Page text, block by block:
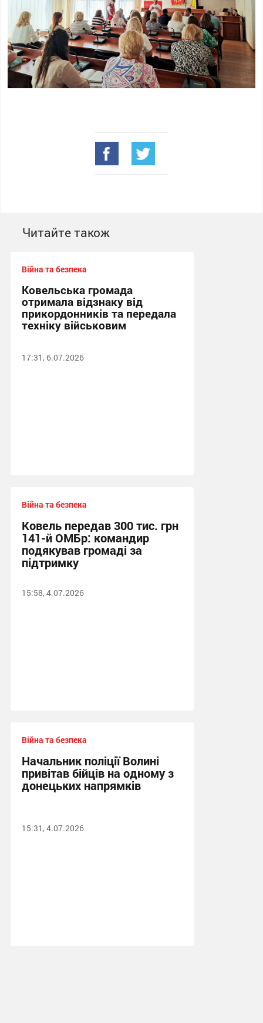
Читайте також
Війна та безпека
Ковельська громада
отримала відзнаку від
прикордонників та передала
техніку військовим
17:31, 6.07.2026
Війна та безпека
Ковель передав 300 тис. грн
141-й ОМБр: командир
подякував громаді за
підтримку
15:58, 4.07.2026
Війна та безпека
Начальник поліції Волині
привітав бійців на одному з
донецьких напрямків
15:31, 4.07.2026